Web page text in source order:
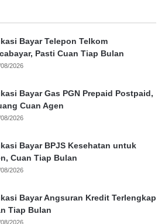
Bayar Telepon Telkom
Pasti Cuan Tiap Bulan
2026
Bayar Gas PGN Prepaid Postpaid,
Cuan Agen
2026
Bayar BPJS Kesehatan untuk
Cuan Tiap Bulan
2026
Bayar Angsuran Kredit Terlengkap
Tiap Bulan
2026